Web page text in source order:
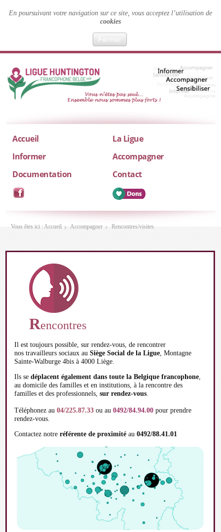
En poursuivant votre navigation sur ce site, vous acceptez l’utilisation de
cookies
Fermer
Accueil
La Ligue
Informer
Accompagner
Documentation
Contact
Vous êtes ici :Accueil Accompagner Rencontres/visites
Rencontres
Il est toujours possible, sur rendez-vous, de rencontrer
nos travailleurs sociaux auSiège Social de la Ligue, Montagne
Sainte-Walburge 4bis à 4000 Liège.
Ils sedéplacent également dans toute la Belgique francophone,
au domicile des familles et en institutions, à la rencontre des
familles et des professionnels,sur rendez-vous.
Téléphonez au04/225.87.33 ou au 0492/84.94.00 pour prendre
rendez-vous.
Contactez notreréférente de proximité au0492/88.41.01